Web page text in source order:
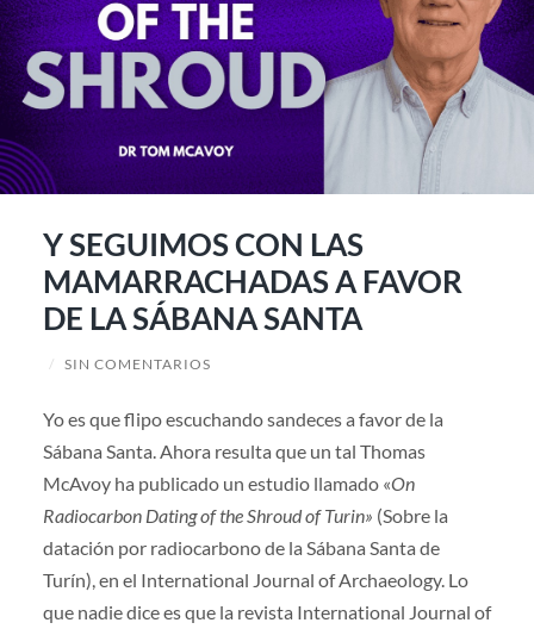
Y SEGUIMOS CON LAS
MAMARRACHADAS A FAVOR
DE LA SÁBANA SANTA
/ SIN COMENTARIOS
Yo es que flipo escuchando sandeces a favor de la
Sábana Santa. Ahora resulta que un tal Thomas
McAvoy ha publicado un estudio llamado «On
Radiocarbon Dating of the Shroud of Turin» (Sobre la
datación por radiocarbono de la Sábana Santa de
Turín), en el International Journal of Archaeology. Lo
que nadie dice es que la revista International Journal of